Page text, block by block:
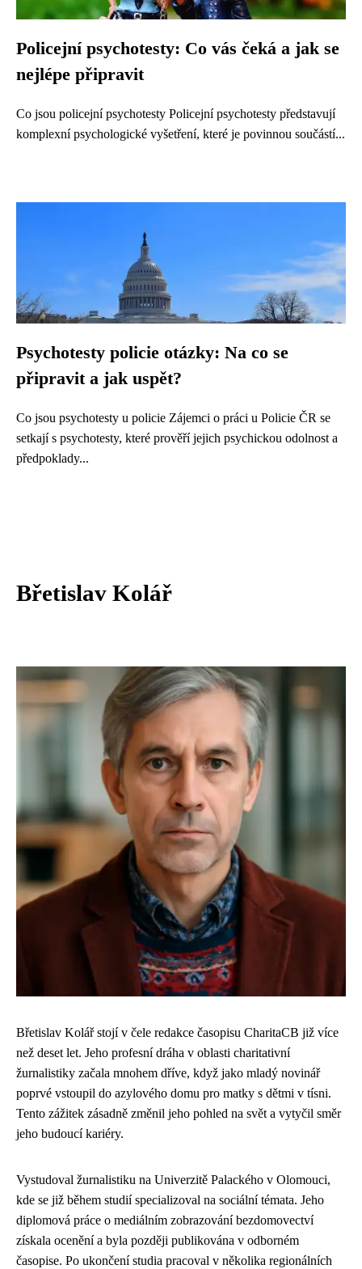
Policejní psychotesty: Co vás čeká a jak se
nejlépe připravit
Co jsou policejní psychotesty Policejní psychotesty představují
komplexní psychologické vyšetření, které je povinnou součástí...
Psychotesty policie otázky: Na co se
připravit a jak uspět?
Co jsou psychotesty u policie Zájemci o práci u Policie ČR se
setkají s psychotesty, které prověří jejich psychickou odolnost a
předpoklady...
Břetislav Kolář
Břetislav Kolář stojí v čele redakce časopisu CharitaCB již více
než deset let. Jeho profesní dráha v oblasti charitativní
žurnalistiky začala mnohem dříve, když jako mladý novinář
poprvé vstoupil do azylového domu pro matky s dětmi v tísni.
Tento zážitek zásadně změnil jeho pohled na svět a vytyčil směr
jeho budoucí kariéry.
Vystudoval žurnalistiku na Univerzitě Palackého v Olomouci,
kde se již během studií specializoval na sociální témata. Jeho
diplomová práce o mediálním zobrazování bezdomovectví
získala ocenění a byla později publikována v odborném
časopise. Po ukončení studia pracoval v několika regionálních